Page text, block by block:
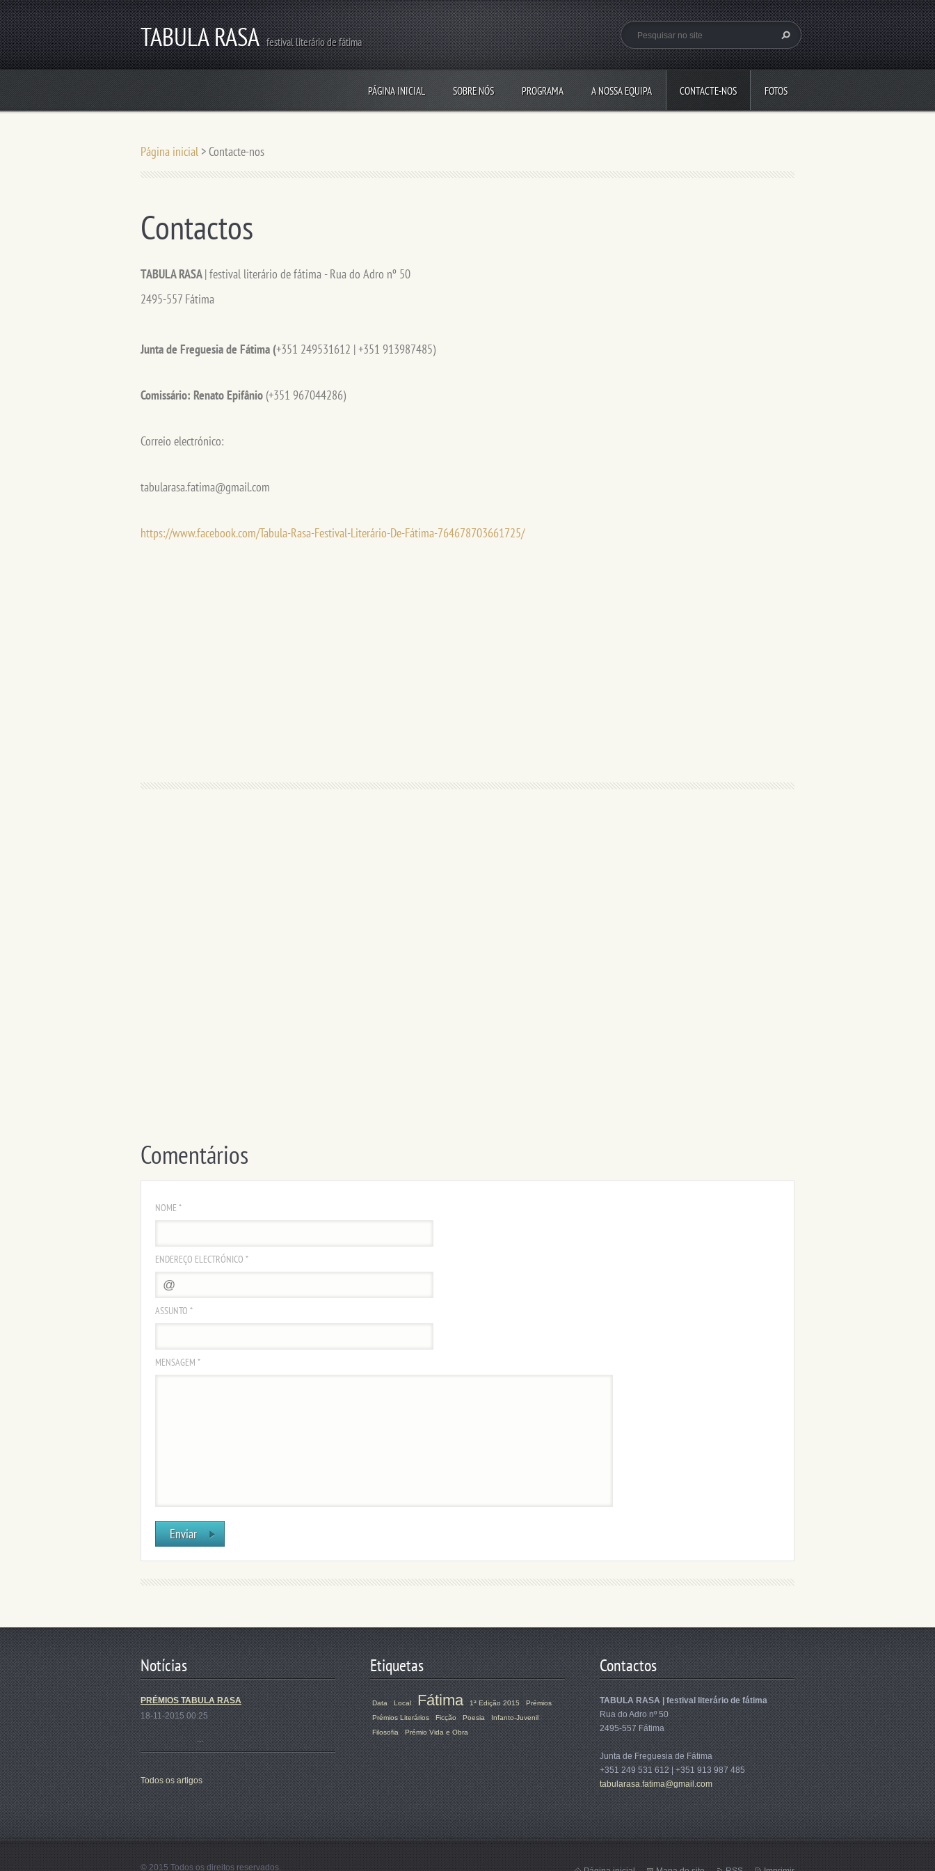
TABULA RASA festival literário de fátima
PÁGINA INICIAL SOBRE NÓS PROGRAMA A NOSSA EQUIPA CONTACTE-NOS FOTOS
Página inicial >Contacte-nos
Contactos
TABULA RASA| festival literário de fátima -Rua do Adro nº 50
2495-557 Fátima
Junta de Freguesia de Fátima (+351 249531612 | +351 913987485)
Comissário: Renato Epifânio (+351 967044286)
Correio electrónico:
tabularasa.fatima@gmail.com
https://www.facebook.com/Tabula-Rasa-Festival-Literário-De-Fátima-764678703661725/
Comentários
NOME *
ENDEREÇO ELECTRÓNICO *
ASSUNTO *
MENSAGEM *
Notícias
PRÉMIOS TABULA RASA
18-11-2015 00:25
...
Todos os artigos
Etiquetas
Data Local Fátima 1ª Edição 2015
Prémios
Prémios Literários
Ficção Poesia
Infanto-Juvenil
Filosofia
Prémio Vida e Obra
Contactos
TABULA RASA | festival literário de fátima
Rua do Adro nº 50
2495-557 Fátima
Junta de Freguesia de Fátima
+351 249 531 612 | +351 913 987 485
tabularasa.fatima@gmail.com
© 2015 Todos os direitos reservados.